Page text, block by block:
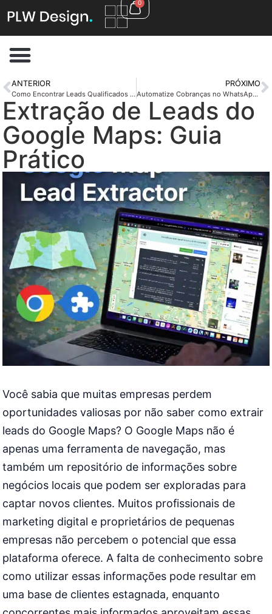
0
ANTERIOR
Como Encontrar Leads Qualificados Usando o Google
PRÓXIMO
Automatize Cobranças no WhatsApp de Forma Eficiente
Extração de Leads do
Google Maps: Guia
Prático
Você sabia que muitas empresas perdem
oportunidades valiosas por não saber como extrair
leads do Google Maps? O Google Maps não é
apenas uma ferramenta de navegação, mas
também um repositório de informações sobre
negócios locais que podem ser exploradas para
captar novos clientes. Muitos profissionais de
marketing digital e proprietários de pequenas
empresas não percebem o potencial que essa
plataforma oferece. A falta de conhecimento sobre
como utilizar essas informações pode resultar em
uma base de clientes estagnada, enquanto